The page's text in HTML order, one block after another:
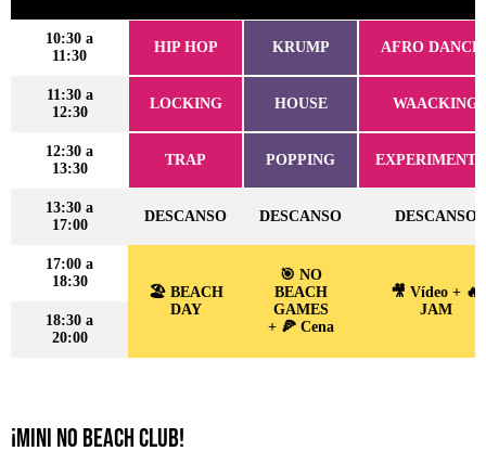
10:30 a
11:30
HIP HOP KRUMP AFRO
11:30 a
12:30
LOCKING HOUSE WAACKING
12:30 a
13:30
TRAP POPPING
13:30 a
17:00
DESCANSO DESCANSO DESCANSO
17:00 a
18:30
🏖️ BEACH
DAY
🎯 NO
BEACH
GAMES
+ 🍕 Cena
🎥 Vídeo + 🔥
JAM
18:30 a
20:00
¡MINI NO BEACH CLUB!